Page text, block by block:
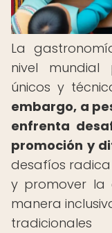
La
nivel mundial
únicos y
embargo, a
enfrenta
promoción y
desafíos
y promover la
manera